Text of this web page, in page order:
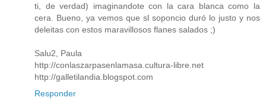
ti, de verdad) imaginandote con la cara blanca como la
cera. Bueno, ya vemos que sl soponcio duró lo justo y nos
deleitas con estos maravillosos flanes salados ;)
Salu2, Paula
http://conlaszarpasenlamasa.cultura-libre.net
http://galletilandia.blogspot.com
Responder